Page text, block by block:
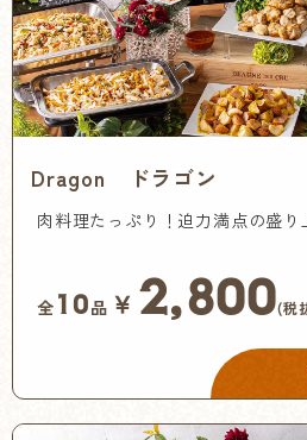
Dragon ドラゴン
肉料理たっぷり！迫力満点の盛り
全 10品 ￥ 2,800(税